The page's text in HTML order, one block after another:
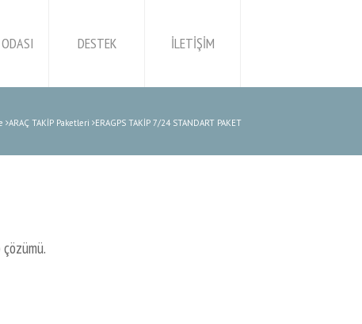
DESTEK İLETİŞİM
ARAÇ TAKİP Paketleri ERAGPS TAKİP 7/24 STANDART PAKET